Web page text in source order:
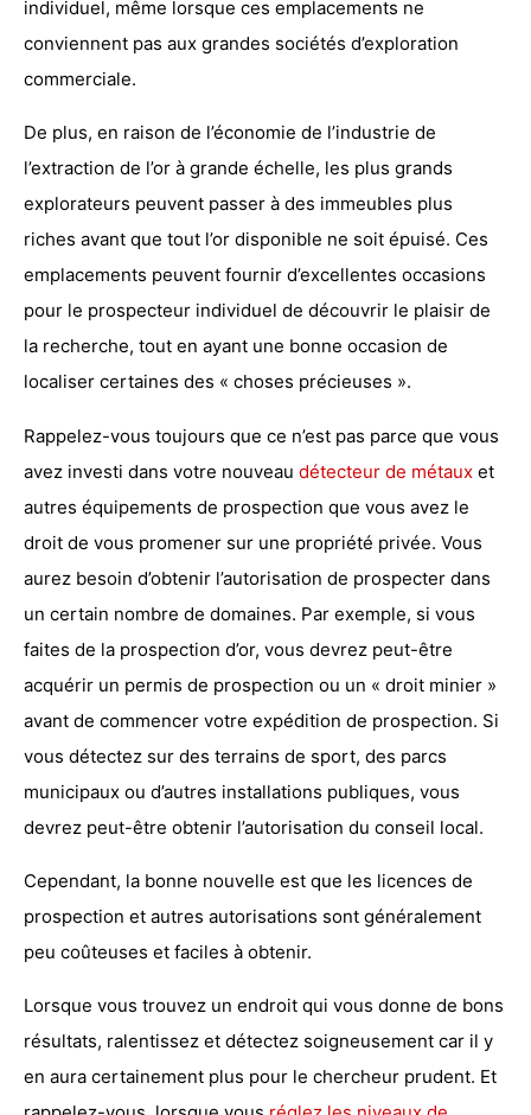
individuel, même lorsque ces emplacements ne
conviennent pas aux grandes sociétés d’exploration
commerciale.
De plus, en raison de l’économie de l’industrie de
l’extraction de l’or à grande échelle, les plus grands
explorateurs peuvent passer à des immeubles plus
riches avant que tout l’or disponible ne soit épuisé. Ces
emplacements peuvent fournir d’excellentes occasions
pour le prospecteur individuel de découvrir le plaisir de
la recherche, tout en ayant une bonne occasion de
localiser certaines des « choses précieuses ».
Rappelez-vous toujours que ce n’est pas parce que vous
avez investi dans votre nouveau détecteur de métaux et
autres équipements de prospection que vous avez le
droit de vous promener sur une propriété privée. Vous
aurez besoin d’obtenir l’autorisation de prospecter dans
un certain nombre de domaines. Par exemple, si vous
faites de la prospection d’or, vous devrez peut-être
acquérir un permis de prospection ou un « droit minier »
avant de commencer votre expédition de prospection. Si
vous détectez sur des terrains de sport, des parcs
municipaux ou d’autres installations publiques, vous
devrez peut-être obtenir l’autorisation du conseil local.
Cependant, la bonne nouvelle est que les licences de
prospection et autres autorisations sont généralement
peu coûteuses et faciles à obtenir.
Lorsque vous trouvez un endroit qui vous donne de bons
résultats, ralentissez et détectez soigneusement car il y
en aura certainement plus pour le chercheur prudent. Et